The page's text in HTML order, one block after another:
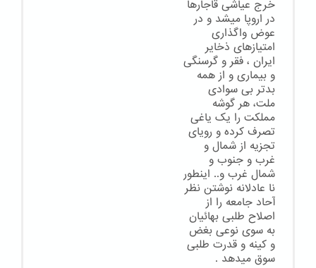
خرج عیاشی قاجارها
در اروپا میشد و در
عوض واگذاری
امتیازهای ذخایر
ایران ، فقر و گرسنگی
و بیماری و از همه
بدتر بی سوادی
ملت، هر گوشه
مملکت را یک یاغی
تصرف کرده و رویای
تجزیه از شمال و
غرب و جنوب و
شمال غرب و.. اینطور
نا عادلانه نوشتن نظر
آحاد جامعه را از
اصلاح طلبی بهائیان
به سوی نوعی بغض
و کینه و قدرت طلبی
سوق میدهد .